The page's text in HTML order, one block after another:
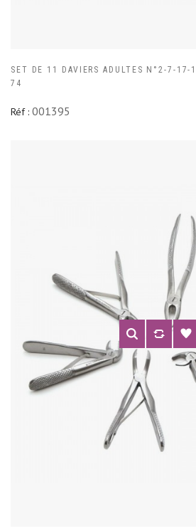
SET DE 11 DAVIERS ADULTES N°2-7-
74
Réf : 001395